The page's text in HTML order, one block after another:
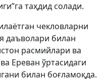
таҳдид солади.
чекловларни
даъволари билан
расмийлари ва
Ереван ўртасидаги
билан боғламоқда.